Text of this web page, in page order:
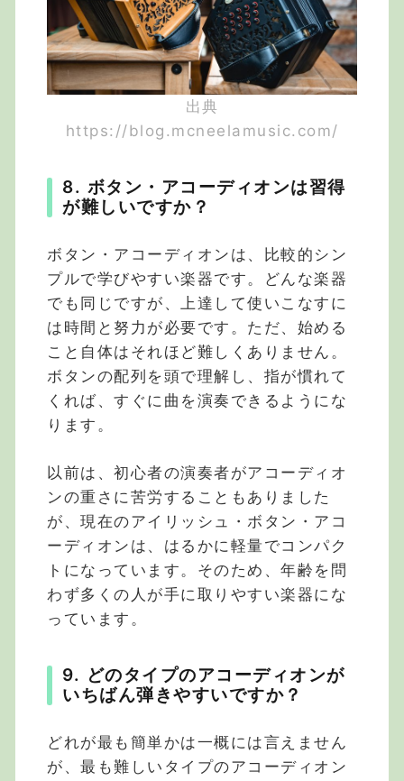
出典
https://blog.mcneelamusic.com/
8. ボタン・アコーディオンは習得
が難しいですか？
ボタン・アコーディオンは、比較的シン
プルで学びやすい楽器です。どんな楽器
でも同じですが、上達して使いこなすに
は時間と努力が必要です。ただ、始める
こと自体はそれほど難しくありません。
ボタンの配列を頭で理解し、指が慣れて
くれば、すぐに曲を演奏できるようにな
ります。
以前は、初心者の演奏者がアコーディオ
ンの重さに苦労することもありました
が、現在のアイリッシュ・ボタン・アコ
ーディオンは、はるかに軽量でコンパク
トになっています。そのため、年齢を問
わず多くの人が手に取りやすい楽器にな
っています。
9. どのタイプのアコーディオンが
いちばん弾きやすいですか？
どれが最も簡単かは一概には言えません
が、最も難しいタイプのアコーディオン